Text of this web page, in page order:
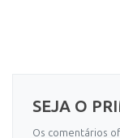
SEJA O
Os comentários